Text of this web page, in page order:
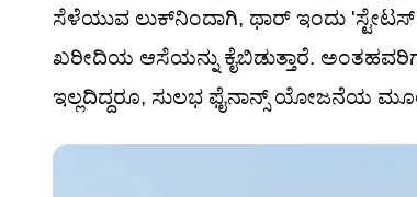
ಸೆಳೆಯುವ ಲುಕ್‌ನಿಂದಾಗಿ, ಥಾರ್ ಇಂದು
ಖರೀದಿಯ ಆಸೆಯನ್ನು ಕೈಬಿಡುತ್ತಾರೆ.
ಇಲ್ಲದಿದ್ದರೂ, ಸುಲಭ ಫೈನಾನ್ಸ್ ಯೋಜನೆಯ